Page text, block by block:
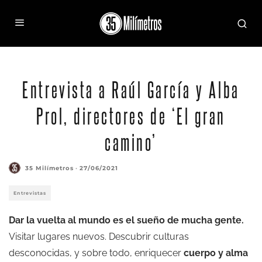
Entrevista a Raúl García y Alba
Prol, directores de ‘El gran
camino’
35 Milímetros · 27/06/2021
Entrevistas
Dar la vuelta al mundo es el sueño de mucha gente.
Visitar lugares nuevos. Descubrir culturas
desconocidas, y sobre todo, enriquecer cuerpo y alma